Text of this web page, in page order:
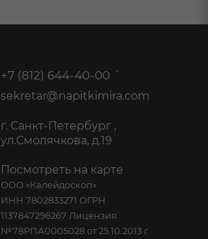
+7 (812) 644-40-00
sekretar@napitkimira.com
г. Санкт-Петербург ,
ул.Смолячкова, д.19
Посмотреть на карте
ООО «Калейдоскоп»
ИНН 7802833271 ОГРН
1137847296267 Лицензия
№78РПА0005028 от 25.10.2013 г.